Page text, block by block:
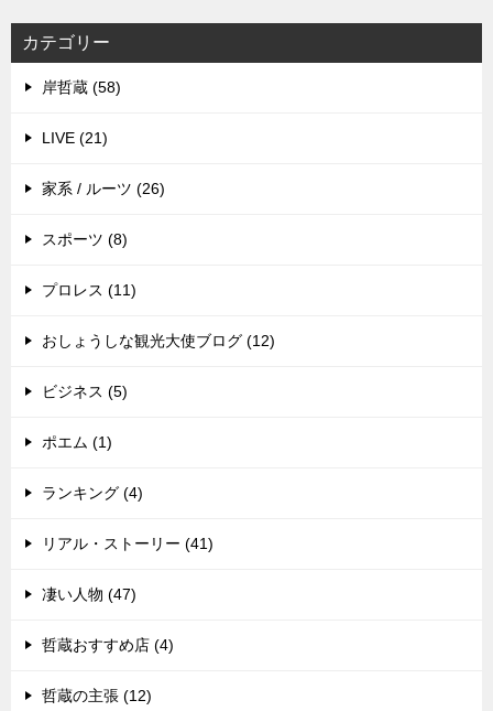
カテゴリー
岸哲蔵 (58)
LIVE (21)
家系 / ルーツ (26)
スポーツ (8)
プロレス (11)
おしょうしな観光大使ブログ (12)
ビジネス (5)
ポエム (1)
ランキング (4)
リアル・ストーリー (41)
凄い人物 (47)
哲蔵おすすめ店 (4)
哲蔵の主張 (12)